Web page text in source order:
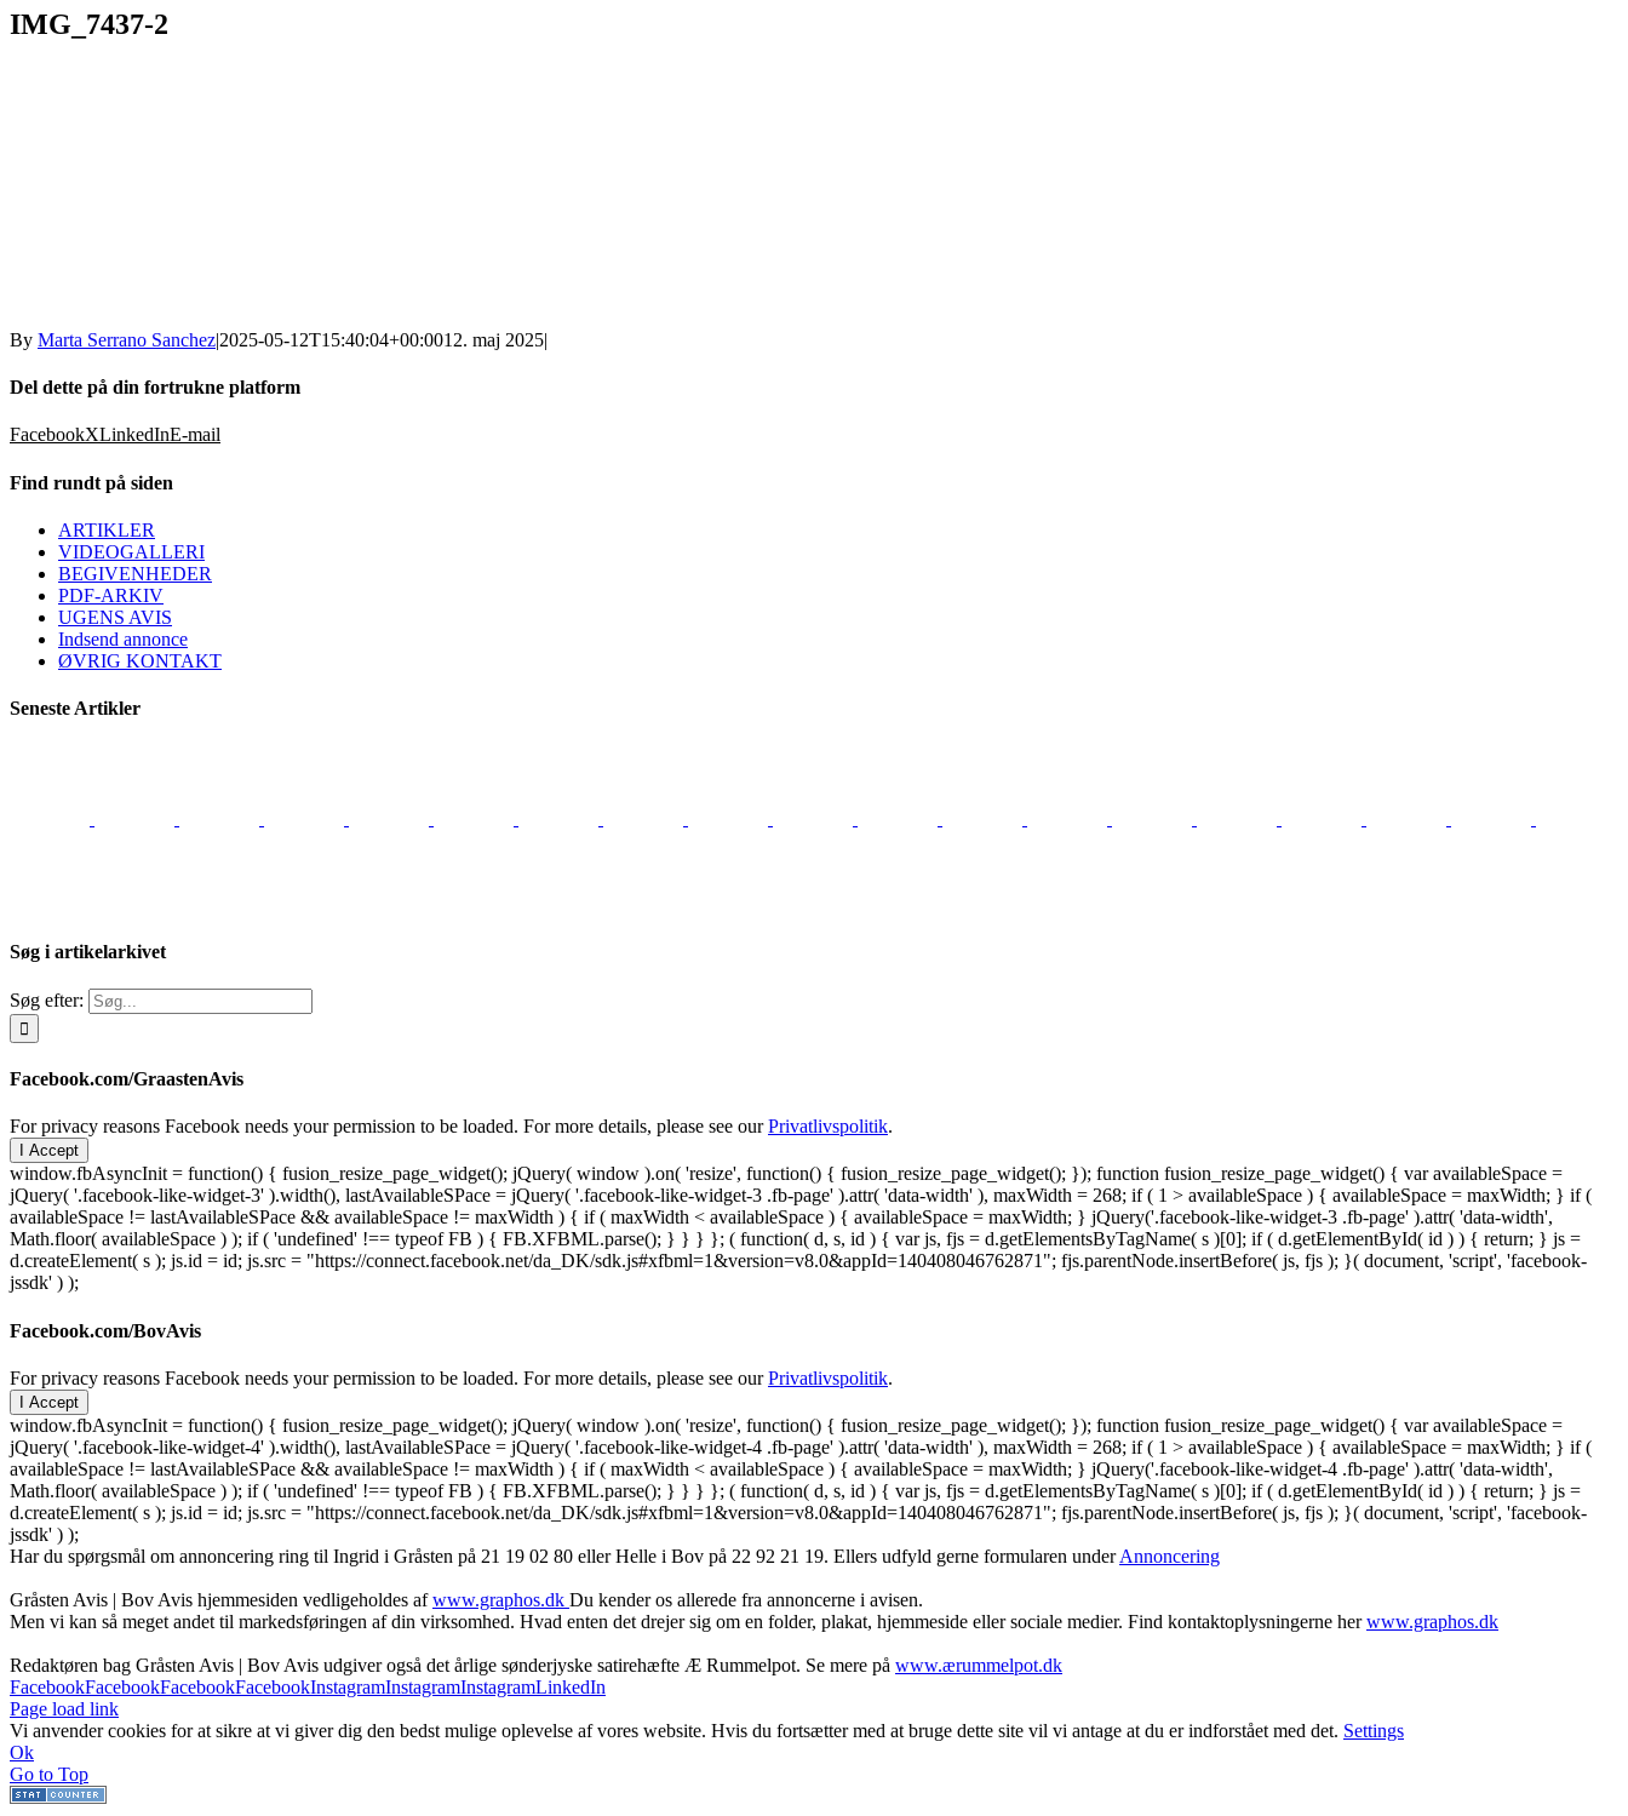
IMG_7437-2
By Marta Serrano Sanchez|2025-05-12T15:40:04+00:0012. maj 2025|
Del dette på din fortrukne platform
FacebookXLinkedInE-mail
Find rundt på siden
ARTIKLER
VIDEOGALLERI
BEGIVENHEDER
PDF-ARKIV
UGENS AVIS
Indsend annonce
ØVRIG KONTAKT
Seneste Artikler
Søg i artikelarkivet
Søg efter:
Facebook.com/GraastenAvis
For privacy reasons Facebook needs your permission to be loaded. For more details, please see ourPrivatlivspolitik.
I Accept
window.fbAsyncInit = function() { fusion_resize_page_widget(); jQuery( window ).on( 'resize', function() { fusion_resize_page_widget(); }); function fusion_resize_page_widget() { var availableSpace =
jQuery( '.facebook-like-widget-3' ).width(), lastAvailableSPace = jQuery( '.facebook-like-widget-3 .fb-page' ).attr( 'data-width' ), maxWidth = 268; if ( 1 > availableSpace ) { availableSpace = maxWidth; } if (
availableSpace != lastAvailableSPace && availableSpace != maxWidth ) { if ( maxWidth < availableSpace ) { availableSpace = maxWidth; } jQuery('.facebook-like-widget-3 .fb-page' ).attr( 'data-width',
Math.floor( availableSpace ) ); if ( 'undefined' !== typeof FB ) { FB.XFBML.parse(); } } } }; ( function( d, s, id ) { var js, fjs = d.getElementsByTagName( s )[0]; if ( d.getElementById( id ) ) { return; } js =
d.createElement( s ); js.id = id; js.src = "https://connect.facebook.net/da_DK/sdk.js#xfbml=1&version=v8.0&appId=140408046762871"; fjs.parentNode.insertBefore( js, fjs ); }( document, 'script', 'facebook-
jssdk' ) );
Facebook.com/BovAvis
For privacy reasons Facebook needs your permission to be loaded. For more details, please see ourPrivatlivspolitik.
I Accept
window.fbAsyncInit = function() { fusion_resize_page_widget(); jQuery( window ).on( 'resize', function() { fusion_resize_page_widget(); }); function fusion_resize_page_widget() { var availableSpace =
jQuery( '.facebook-like-widget-4' ).width(), lastAvailableSPace = jQuery( '.facebook-like-widget-4 .fb-page' ).attr( 'data-width' ), maxWidth = 268; if ( 1 > availableSpace ) { availableSpace = maxWidth; } if (
availableSpace != lastAvailableSPace && availableSpace != maxWidth ) { if ( maxWidth < availableSpace ) { availableSpace = maxWidth; } jQuery('.facebook-like-widget-4 .fb-page' ).attr( 'data-width',
Math.floor( availableSpace ) ); if ( 'undefined' !== typeof FB ) { FB.XFBML.parse(); } } } }; ( function( d, s, id ) { var js, fjs = d.getElementsByTagName( s )[0]; if ( d.getElementById( id ) ) { return; } js =
d.createElement( s ); js.id = id; js.src = "https://connect.facebook.net/da_DK/sdk.js#xfbml=1&version=v8.0&appId=140408046762871"; fjs.parentNode.insertBefore( js, fjs ); }( document, 'script', 'facebook-
jssdk' ) );
Har du spørgsmål om annoncering ring til Ingrid i Gråsten på 21 19 02 80 ‬eller Helle i Bov på 22 92 21 19‬. Ellers udfyld gerne formularen underAnnoncering
Gråsten Avis | Bov Avis hjemmesiden vedligeholdes afwww.graphos.dk Du kender os allerede fra annoncerne i avisen.
Men vi kan så meget andet til markedsføringen af din virksomhed. Hvad enten det drejer sig om en folder, plakat, hjemmeside eller sociale medier. Find kontaktoplysningerne herwww.graphos.dk
Redaktøren bag Gråsten Avis | Bov Avis udgiver også det årlige sønderjyske satirehæfte Æ Rummelpot. Se mere på www.ærummelpot.dk
FacebookFacebookFacebookFacebookInstagramInstagramInstagramLinkedIn
Page load link
Vi anvender cookies for at sikre at vi giver dig den bedst mulige oplevelse af vores website. Hvis du fortsætter med at bruge dette site vil vi antage at du er indforstået med det. Settings
Ok
Go to Top